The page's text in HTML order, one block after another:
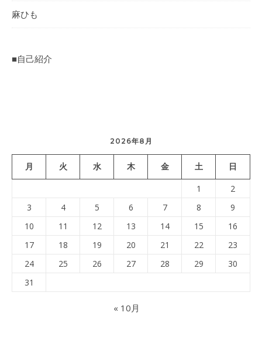
麻ひも
■自己紹介
2026年8月
月 火 水 木 金 土 日
1
2
3
4 5 6 7 8
9
10
11 12 13 14 15
16
17
18 19 20 21 22
23
24
25 26 27 28 29
30
31
« 10月